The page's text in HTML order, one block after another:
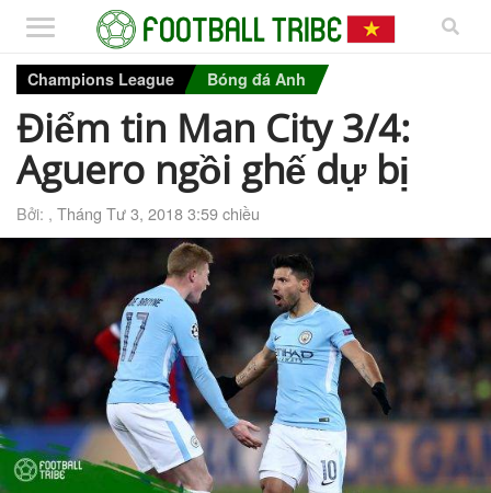
Champions League Bóng đá Anh
Điểm tin Man City 3/4:
Aguero ngồi ghế dự bị
Bởi: , Tháng Tư 3, 2018 3:59 chiều